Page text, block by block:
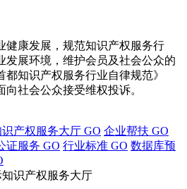
健康发展，规范知识产权服务行
发展环境，维护会员及社会公众的
知识产权服务行业自律规范》
社会公众接受维权投诉。
产权服务大厅 GO 企业帮扶 GO
证服务 GO 行业标准 GO 数据库预